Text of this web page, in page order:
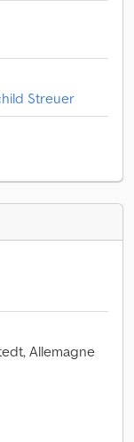
Streuer
Allemagne